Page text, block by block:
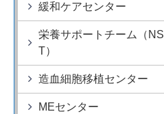
緩和ケアセンター
栄養サポートチーム（NS
T）
造血細胞移植センター
MEセンター